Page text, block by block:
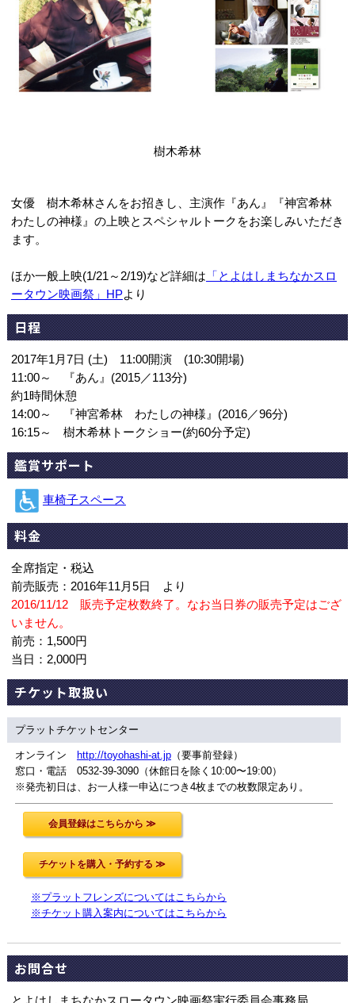
樹木希林
女優 樹木希林さんをお招きし、主演作『あん』『神宮希林
わたしの神様』の上映とスペシャルトークをお楽しみいただき
ます。
ほか一般上映(1/21～2/19)など詳細は 「とよはしまちなかスロ
ータウン映画祭」HPより
日程
2017年1月7日 (土) 11:00開演 (10:30開場)
11:00～ 『あん』(2015／113分)
約1時間休憩
14:00～ 『神宮希林 わたしの神様』(2016／96分)
16:15～ 樹木希林トークショー(約60分予定)
鑑賞サポート
車椅子スペース
料金
全席指定・税込
前売販売：2016年11月5日 より
2016/11/12 販売予定枚数終了。なお当日券の販売予定はござ
いません。
前売：1,500円
当日：2,000円
チケット取扱い
プラットチケットセンター
オンライン http://toyohashi-at.jp（要事前登録）
窓口・電話 0532-39-3090（休館日を除く10:00〜19:00）
※発売初日は、お一人様一申込につき4枚までの枚数限定あり。
※プラットフレンズについてはこちらから
※チケット購入案内についてはこちらから
お問合せ